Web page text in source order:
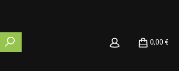
0,00 €